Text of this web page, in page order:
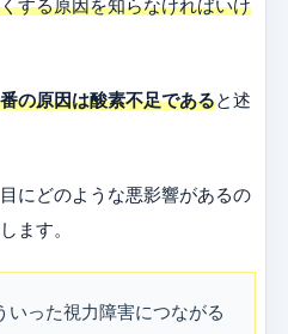
する原因を知らなければいけ
の原因は酸素不足であると述
にどのような悪影響があるの
ます。
いった視力障害につながる